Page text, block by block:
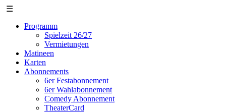
☰
Programm
Spielzeit 26/27
Vermietungen
Matineen
Karten
Abonnements
6er Festabonnement
6er Wahlabonnement
Comedy Abonnement
TheaterCard